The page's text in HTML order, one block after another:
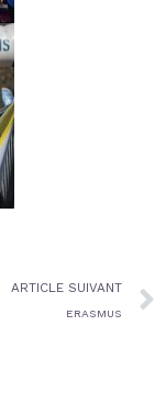
ARTICLE SUIVANT
ERASMUS